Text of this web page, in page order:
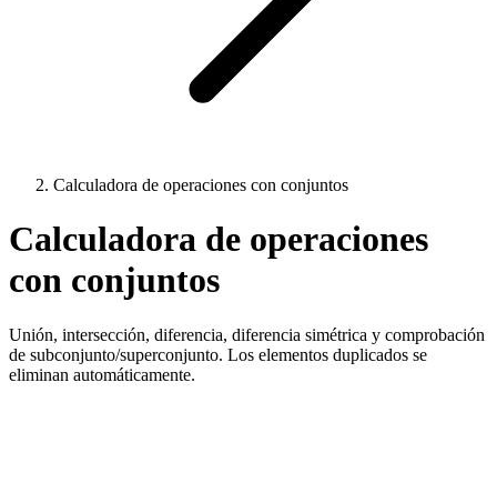
Calculadora de operaciones con conjuntos
Calculadora de operaciones
con conjuntos
Unión, intersección, diferencia, diferencia simétrica y comprobación
de subconjunto/superconjunto. Los elementos duplicados se
eliminan automáticamente.